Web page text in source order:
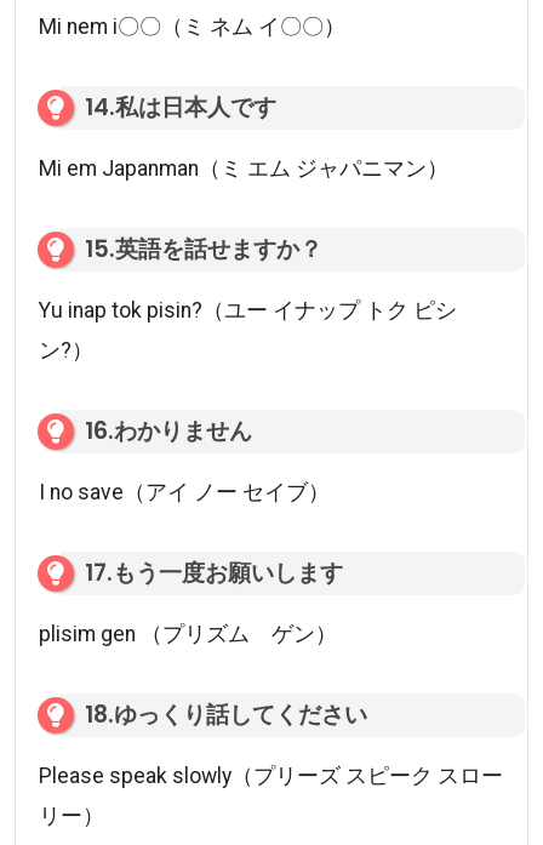
Mi nem i〇〇（ミ ネム イ〇〇）
14.私は日本人です
Mi em Japanman（ミ エム ジャパニマン）
15.英語を話せますか？
Yu inap tok pisin?（ユー イナップ トク ピシ
ン?）
16.わかりません
I no save（アイ ノー セイブ）
17.もう一度お願いします
plisim gen （プリズム ゲン）
18.ゆっくり話してください
Please speak slowly（プリーズ スピーク スロー
リー）